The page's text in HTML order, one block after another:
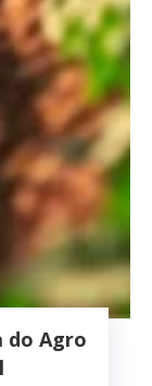
do Agro